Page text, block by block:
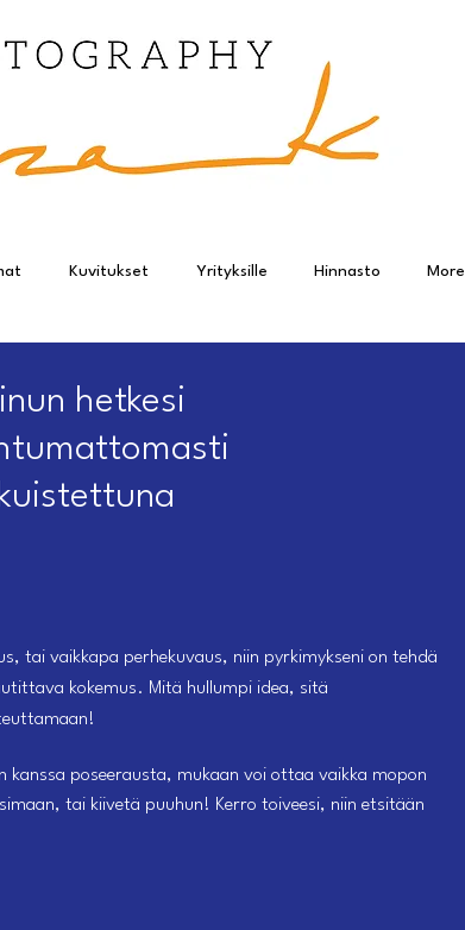
Kuvitukset Yrityksille Hinnasto More
hetkesi
tai vaikkapa perhekuvaus, niin pyrkimykseni on tehdä
kokemus. Mitä hullumpi idea, sitä
kanssa poseerausta, mukaan voi ottaa vaikka mopon
tai kiivetä puuhun! Kerro toiveesi, niin etsitään